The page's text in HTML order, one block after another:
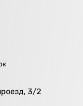
3/2